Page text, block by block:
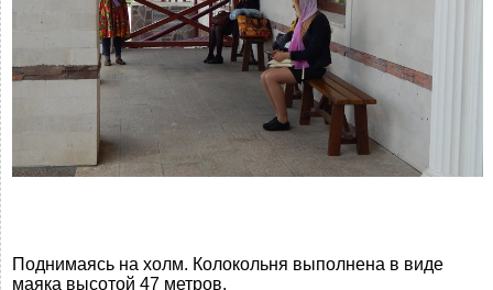
Поднимаясь на холм. Колокольня выполнена в виде
маяка высотой 47 метров.